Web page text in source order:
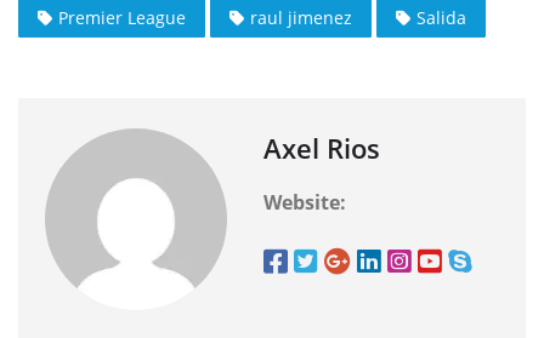
Premier League
raul jimenez Salida
Axel Rios
Website: